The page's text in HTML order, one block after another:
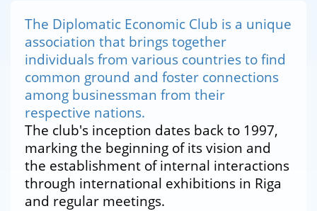
The Diplomatic Economic Club is a unique
association that brings together
individuals from various countries to find
common ground and foster connections
among businessman from their
respective nations.
The club's inception dates back to 1997,
marking the beginning of its vision and
the establishment of internal interactions
through international exhibitions in Riga
and regular meetings.